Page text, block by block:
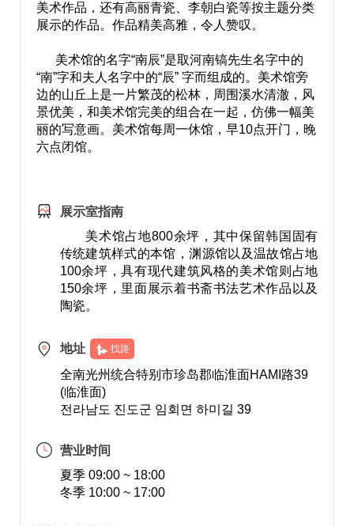
美术作品，还有高丽青瓷、李朝白瓷等按主题分类
展示的作品。作品精美高雅，令人赞叹。
美术馆的名字“南辰”是取河南镐先生名字中的
“南”字和夫人名字中的“辰” 字而组成的。美术馆旁
边的山丘上是一片繁茂的松林，周围溪水清澈，风
景优美，和美术馆完美的组合在一起，仿佛一幅美
丽的写意画。美术馆每周一休馆，早10点开门，晚
六点闭馆。
展示室指南
美术馆占地800余坪，其中保留韩国固有
传统建筑样式的本馆，渊源馆以及温故馆占地
100余坪，具有现代建筑风格的美术馆则占地
150余坪，里面展示着书斋书法艺术作品以及
陶瓷。
地址 找路
全南光州统合特别市珍岛郡临淮面HAMI路39
(临淮面)
전라남도 진도군 임회면 하미길 39
营业时间
夏季 09:00 ~ 18:00
冬季 10:00 ~ 17:00